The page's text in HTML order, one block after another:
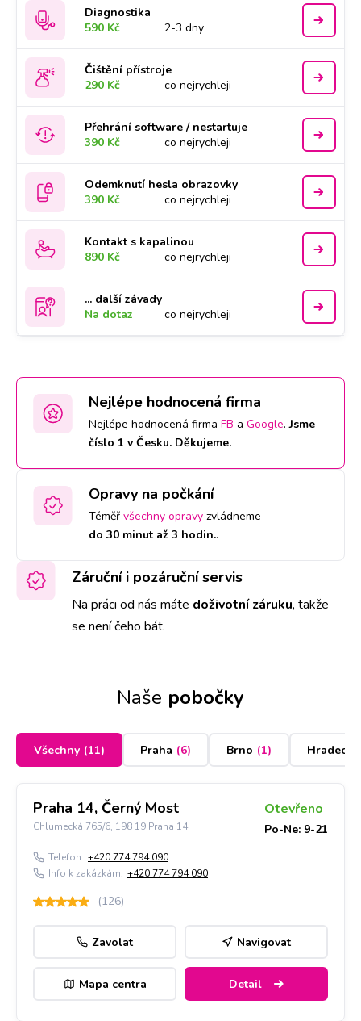
Diagnostika
590 Kč
2-3 dny
Čištění přístroje
290 Kč
co nejrychleji
Přehrání software / nestartuje
390 Kč
co nejrychleji
Odemknutí hesla obrazovky
390 Kč
co nejrychleji
Kontakt s kapalinou
890 Kč
co nejrychleji
... další závady
Na dotaz
co nejrychleji
Nejlépe hodnocená firma
Nejlépe hodnocená firma FB a Google.Jsme
číslo 1 v Česku. Děkujeme.
Opravy na počkání
Téměř všechny opravy zvládneme
do 30 minut až 3 hodin..
Záruční i pozáruční servis
Na práci od nás máte doživotní záruku, takže
se není čeho bát.
Naše pobočky
Všechny (11) Praha (6) Brno (1) Hradec
Praha 14, Černý Most
Chlumecká 765/6, 198 19 Praha 14
Otevřeno
Po-Ne: 9-21
Telefon: +420 774 794 090
Info k zakázkám: +420 774 794 090
(126)
Zavolat Navigovat
Mapa centra Detail